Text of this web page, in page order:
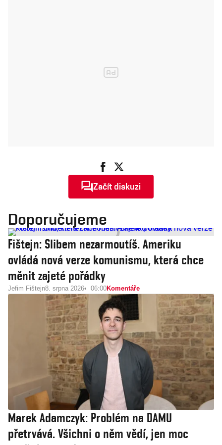
Začít diskuzi
Doporučujeme
Fištejn: Slibem nezarmoutíš. Ameriku
ovládá nová verze komunismu, která chce
měnit zajeté pořádky
Jefim Fištejn8. srpna 2026 06:00Komentáře
Marek Adamczyk: Problém na DAMU
přetrvává. Všichni o něm vědí, jen moc